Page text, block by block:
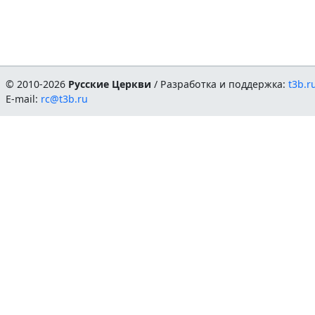
© 2010-2026 Русские Церкви / Разработка и поддержка:
E-mail: rc@t3b.ru